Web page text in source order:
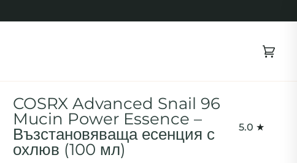
COSRX Advanced Snail 96
Mucin Power Essence –
Възстановяваща есенция с
охлюв (100 мл)
5.0